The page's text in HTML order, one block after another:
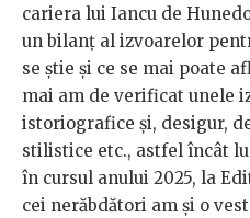
cariera lui Iancu de
un bilanţ al izvoarelor
se ştie şi ce se mai poate
mai am de verificat unele
istoriografice şi, desigur,
stilistice etc., astfel încât
în cursul anului 2025, la
cei nerăbdători am şi o